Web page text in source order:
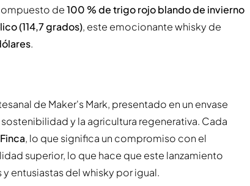
de100 % de trigo rojo blando de invierno
(114,7 grados), este emocionante whisky de
.
de Maker's Mark, presentado en un envase
y la agricultura regenerativa. Cada
, lo que significa un compromiso con el
superior, lo que hace que este lanzamiento
entusiastas del whisky por igual.